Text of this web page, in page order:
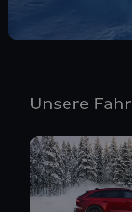
Unsere